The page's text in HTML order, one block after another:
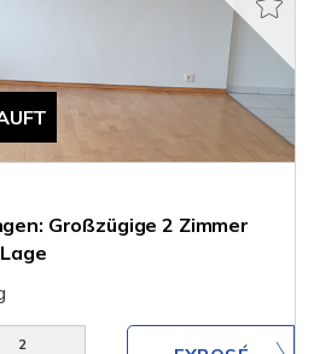
Großzügige 2 Zimmer
2